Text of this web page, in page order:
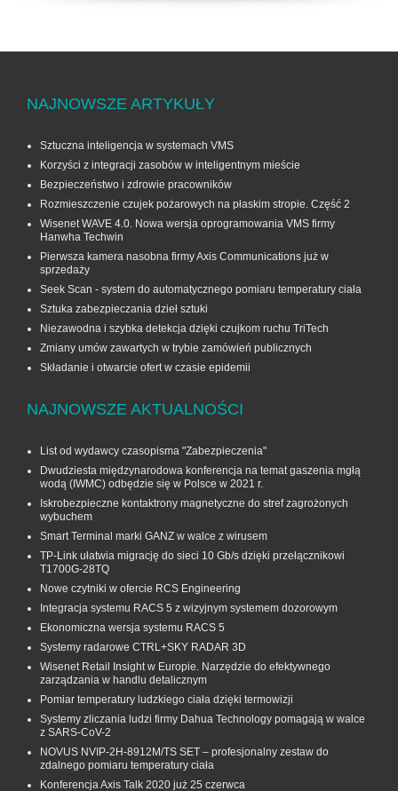
NAJNOWSZE ARTYKUŁY
Sztuczna inteligencja w systemach VMS
Korzyści z integracji zasobów w inteligentnym mieście
Bezpieczeństwo i zdrowie pracowników
Rozmieszczenie czujek pożarowych na płaskim stropie. Część 2
Wisenet WAVE 4.0. Nowa wersja oprogramowania VMS firmy
Hanwha Techwin
Pierwsza kamera nasobna firmy Axis Communications już w
sprzedaży
Seek Scan - system do automatycznego pomiaru temperatury ciała
Sztuka zabezpieczania dzieł sztuki
Niezawodna i szybka detekcja dzięki czujkom ruchu TriTech
Zmiany umów zawartych w trybie zamówień publicznych
Składanie i otwarcie ofert w czasie epidemii
NAJNOWSZE AKTUALNOŚCI
List od wydawcy czasopisma "Zabezpieczenia"
Dwudziesta międzynarodowa konferencja na temat gaszenia mgłą
wodą (IWMC) odbędzie się w Polsce w 2021 r.
Iskrobezpieczne kontaktrony magnetyczne do stref zagrożonych
wybuchem
Smart Terminal marki GANZ w walce z wirusem
TP-Link ułatwia migrację do sieci 10 Gb/s dzięki przełącznikowi
T1700G‑28TQ
Nowe czytniki w ofercie RCS Engineering
Integracja systemu RACS 5 z wizyjnym systemem dozorowym
Ekonomiczna wersja systemu RACS 5
Systemy radarowe CTRL+SKY RADAR 3D
Wisenet Retail Insight w Europie. Narzędzie do efektywnego
zarządzania w handlu detalicznym
Pomiar temperatury ludzkiego ciała dzięki termowizji
Systemy zliczania ludzi firmy Dahua Technology pomagają w walce
z SARS-CoV-2
NOVUS NVIP-2H-8912M/TS SET – profesjonalny zestaw do
zdalnego pomiaru temperatury ciała
Konferencja Axis Talk 2020 już 25 czerwca